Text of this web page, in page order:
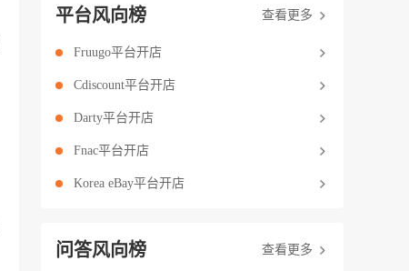
平台风向榜 查看更多
Fruugo平台开店
Cdiscount平台开店
Darty平台开店
Fnac平台开店
Korea eBay平台开店
问答风向榜 查看更多